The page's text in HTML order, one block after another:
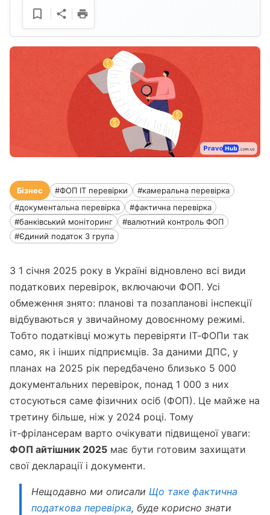
Бізнес #ФОП ІТ перевірки
#камеральна перевірка
#документальна перевірка
#фактична перевірка
#банківський моніторинг
#валютний контроль ФОП
#Єдиний податок 3 група
З 1 січня 2025 року в Україні відновлено всі види
податкових перевірок, включаючи ФОП. Усі
обмеження знято: планові та позапланові інспекції
відбуваються у звичайному довоєнному режимі.
Тобто податківці можуть перевіряти ІТ‑ФОПи так
само, як і інших підприємців. За даними ДПС, у
планах на 2025 рік передбачено близько 5 000
документальних перевірок, понад 1 000 з них
стосуються саме фізичних осіб (ФОП). Це майже на
третину більше, ніж у 2024 році. Тому
іт‑фрілансерам варто очікувати підвищеної уваги:
ФОП айтішник 2025 має бути готовим захищати
свої декларації і документи.
Нещодавно ми описали Що таке фактична
податкова перевірка, буде корисно знати